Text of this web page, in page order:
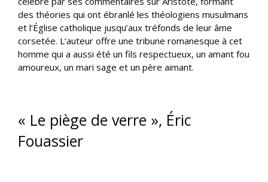
des théories qui ont ébranlé les théologiens musulmans
et l’Église catholique jusqu’aux tréfonds de leur âme
corsetée. L’auteur offre une tribune romanesque à cet
homme qui a aussi été un fils respectueux, un amant fou
amoureux, un mari sage et un père aimant.
« Le piège de verre », Éric
Fouassier